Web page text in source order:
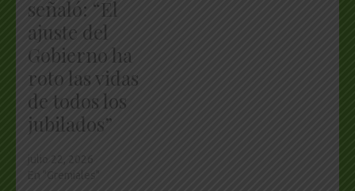
señaló: “El
ajuste del
Gobierno ha
roto las vidas
de todos los
jubilados”